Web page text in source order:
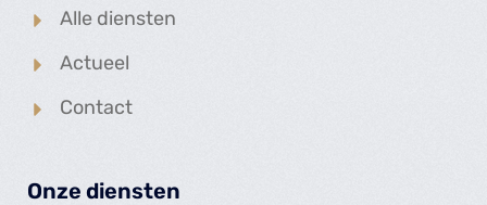
Alle diensten
Actueel
Contact
Onze diensten